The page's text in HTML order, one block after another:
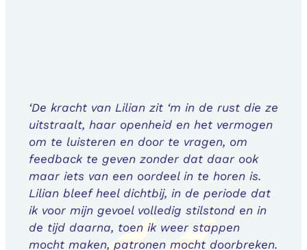
‘De kracht van Lilian zit ‘m in de rust die ze
uitstraalt, haar openheid en het vermogen
om te luisteren en door te vragen, om
feedback te geven zonder dat daar ook
maar iets van een oordeel in te horen is.
Lilian bleef heel dichtbij, in de periode dat
ik voor mijn gevoel volledig stilstond en in
de tijd daarna, toen ik weer stappen
mocht maken, patronen mocht doorbreken.